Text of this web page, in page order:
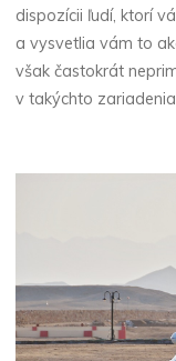
dispozícii ľudí, ktorí
a vysvetlia vám to
však častokrát
v takýchto